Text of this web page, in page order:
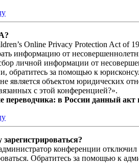
Online Privacy Protection Act of
информацию от
личной информации от
обратитесь за помощью к
является объектом юридических
с этой конференцией?».
переводчика: в России данный
конференции отключил
Обратитесь за помощью к